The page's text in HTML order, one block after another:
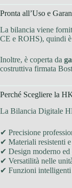
Pronta all’Uso e
La bilancia viene
CE e ROHS), quindi
Inoltre, è coperta da
costruttiva firmata
Perché Scegliere la
La Bilancia Digitale
✔ Precisione
✔ Materiali resistenti
✔ Design moderno ed
✔ Versatilità nelle
✔ Funzioni intelligenti